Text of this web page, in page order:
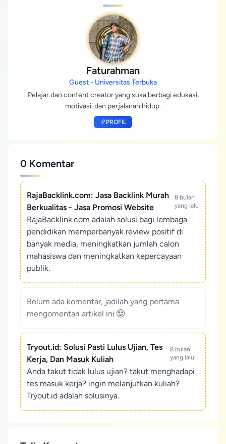
Faturahman
Guest - Universitas Terbuka
Pelajar dan content creator yang suka berbagi edukasi,
motivasi, dan perjalanan hidup.
PROFIL
0 Komentar
RajaBacklink.com: Jasa Backlink Murah
Berkualitas - Jasa Promosi Website
8 bulan
yang lalu
RajaBacklink.com adalah solusi bagi lembaga
pendidikan memperbanyak review positif di
banyak media, meningkatkan jumlah calon
mahasiswa dan meningkatkan kepercayaan
publik.
Belum ada komentar, jadilah yang pertama
mengomentari artikel ini
Tryout.id: Solusi Pasti Lulus Ujian, Tes
Kerja, Dan Masuk Kuliah
8 bulan
yang lalu
Anda takut tidak lulus ujian? takut menghadapi
tes masuk kerja? ingin melanjutkan kuliah?
Tryout.id adalah solusinya.